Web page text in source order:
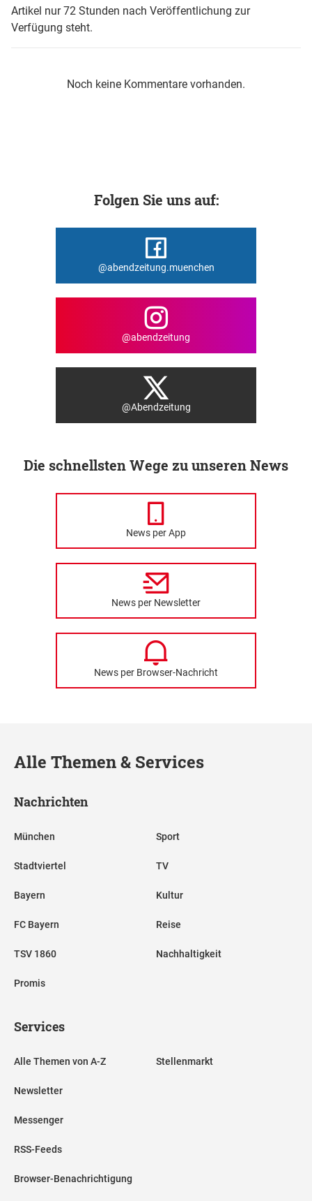
Artikel nur 72 Stunden nach Veröffentlichung zur
Verfügung steht.
Noch keine Kommentare vorhanden.
Folgen Sie uns auf:
@abendzeitung.muenchen
@abendzeitung
@Abendzeitung
Die schnellsten Wege zu unseren News
News per App
News per Newsletter
News per Browser-Nachricht
Alle Themen & Services
Nachrichten
München
Stadtviertel
Bayern
FC Bayern
TSV 1860
Promis
Sport
TV
Kultur
Reise
Nachhaltigkeit
Services
Alle Themen von A-Z
Newsletter
Messenger
RSS-Feeds
Browser-Benachrichtigung
Stellenmarkt